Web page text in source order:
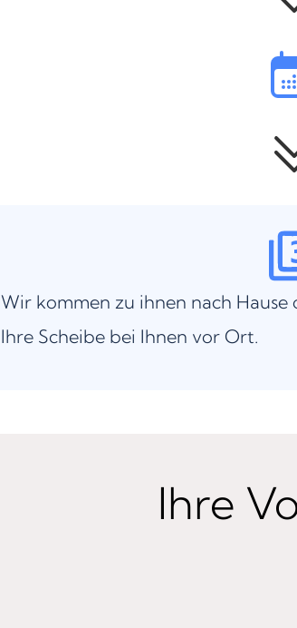
Wir kommen zu ihnen nach
Ihre Scheibe bei Ihnen vor Ort.
Ihre